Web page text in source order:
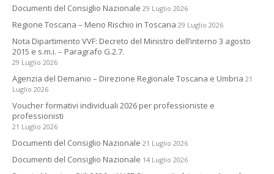
Documenti del Consiglio Nazionale 29 Luglio 2026
Regione Toscana – Meno Rischio in Toscana 29 Luglio 2026
Nota Dipartimento VVF: Decreto del Ministro dell’interno 3 agosto
2015 e s.m.i. – Paragrafo G.2.7.
29 Luglio 2026
Agenzia del Demanio – Direzione Regionale Toscana e Umbria 21
Luglio 2026
Voucher formativi individuali 2026 per professioniste e
professionisti
21 Luglio 2026
Documenti del Consiglio Nazionale 21 Luglio 2026
Documenti del Consiglio Nazionale 14 Luglio 2026